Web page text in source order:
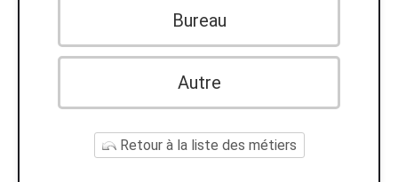
Bureau
Autre
Retour à la liste des métiers